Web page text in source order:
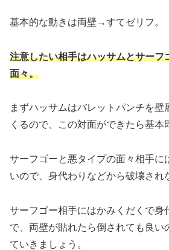
基本的な動きは両壁→すてゼリフ。
注意したい相手はハッサムとサーフ
面々。
まずハッサムはバレットパンチを壁
くるので、この対面ができたら基本
サーフゴーと悪タイプの面々相手に
いので、身代わりなどから破壊され
サーフゴー相手にはかみくだくで身
で、両壁が貼れたら倒されても良い
ていきましょう。